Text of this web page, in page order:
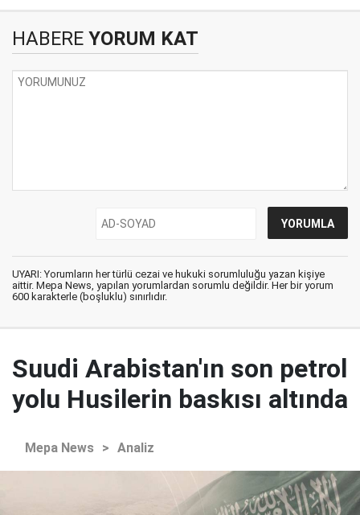
HABERE YORUM KAT
UYARI: Yorumların her türlü cezai ve hukuki sorumluluğu yazan kişiye
aittir. Mepa News, yapılan yorumlardan sorumlu değildir. Her bir yorum
600 karakterle (boşluklu) sınırlıdır.
Suudi Arabistan'ın son petrol
yolu Husilerin baskısı altında
Mepa News > Analiz